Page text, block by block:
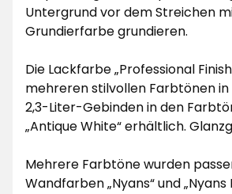
Untergrund vor dem Streichen
Grundierfarbe grundieren.
Die Lackfarbe „Professional
mehreren stilvollen Farbtönen
2,3-Liter-Gebinden in den
„Antique White“ erhältlich.
Mehrere Farbtöne wurden
Wandfarben „Nyans“ und